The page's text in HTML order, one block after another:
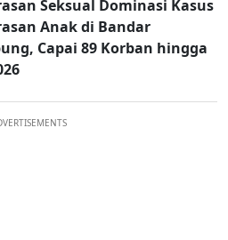
Seksual Dominasi Kasus
Anak di Bandar
Capai 89 Korban hingga